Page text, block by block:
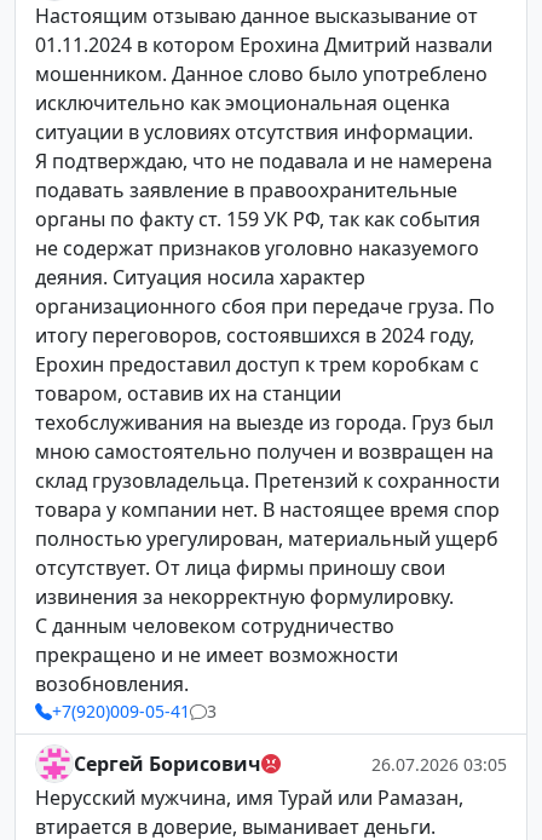
Настоящим отзываю данное высказывание от
01.11.2024 в котором Ерохина Дмитрий назвали
мошенником. Данное слово было употреблено
исключительно как эмоциональная оценка
ситуации в условиях отсутствия информации.
Я подтверждаю, что не подавала и не намерена
подавать заявление в правоохранительные
органы по факту ст. 159 УК РФ, так как события
не содержат признаков уголовно наказуемого
деяния. Ситуация носила характер
организационного сбоя при передаче груза. По
итогу переговоров, состоявшихся в 2024 году,
Ерохин предоставил доступ к трем коробкам с
товаром, оставив их на станции
техобслуживания на выезде из города. Груз был
мною самостоятельно получен и возвращен на
склад грузовладельца. Претензий к сохранности
товара у компании нет. В настоящее время спор
полностью урегулирован, материальный ущерб
отсутствует. От лица фирмы приношу свои
извинения за некорректную формулировку.
С данным человеком сотрудничество
прекращено и не имеет возможности
возобновления.
+7(920)009-05-41 3
Сергей Борисович 26.07.2026 03:05
Нерусский мужчина, имя Турай или Рамазан,
втирается в доверие, выманивает деньги.